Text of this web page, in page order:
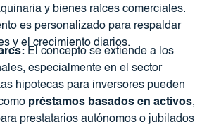
y bienes raíces comerciales.
es personalizado para respaldar
y el crecimiento diarios.
El concepto se extiende a los
especialmente en el sector
hipotecas para inversores pueden
préstamos basados ​​en activos,
prestatarios autónomos o jubilados